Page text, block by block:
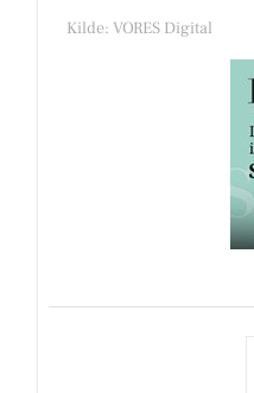
Kilde: VORES Digital